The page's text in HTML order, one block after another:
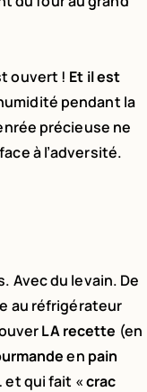
ouvert ! Et il est
pendant la
précieuse ne
à l’adversité.
Avec du levain. De
au réfrigérateur
LA recette (en
en pain
et qui fait «crac